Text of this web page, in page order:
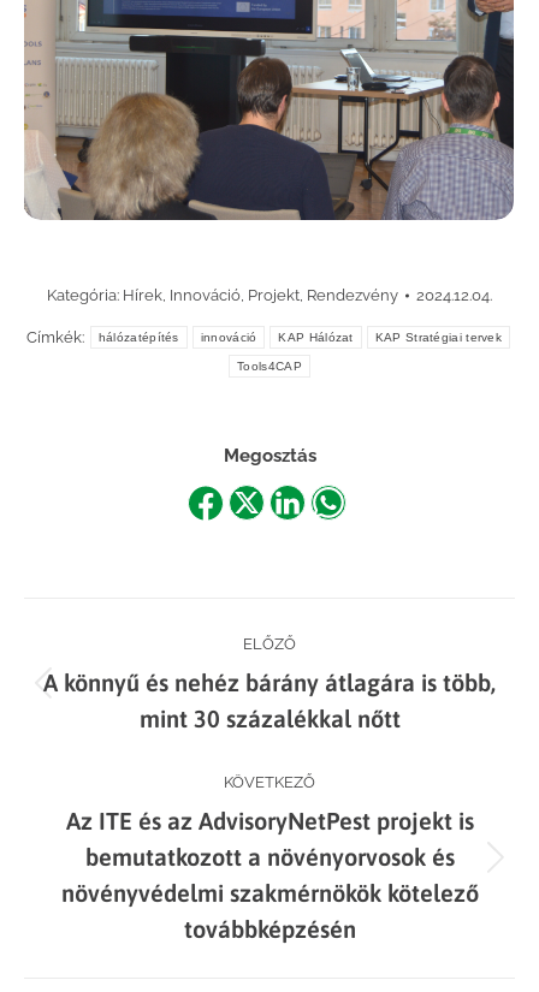
Kategória: Hírek, Innováció, Projekt, Rendezvény 2024.12.04.
Címkék: hálózatépítés innováció KAP Hálózat KAP Stratégiai tervek
Tools4CAP
Megosztás
ShareShareShareShare
navigation
ELŐZŐ
Previous
post:
A könnyű és nehéz bárány átlagára is több,
mint 30 százalékkal nőtt
KÖVETKEZŐ
Next
post:
Az ITE és az AdvisoryNetPest projekt is
bemutatkozott a növényorvosok és
növényvédelmi szakmérnökök kötelező
továbbképzésén